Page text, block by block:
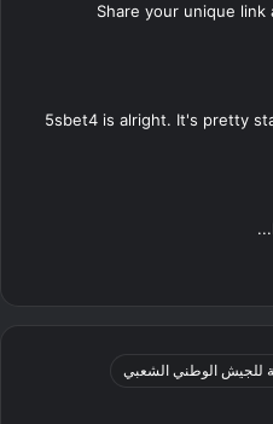
Share your unique link
5sbet4 is alright. It's pretty
للجيش الوطني الشعبي